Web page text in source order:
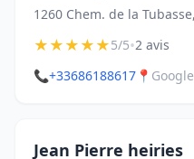
1260 Chem. de la
★★★★★5/5•2 avis
📞+33686188617 📍
Jean Pierre heiries